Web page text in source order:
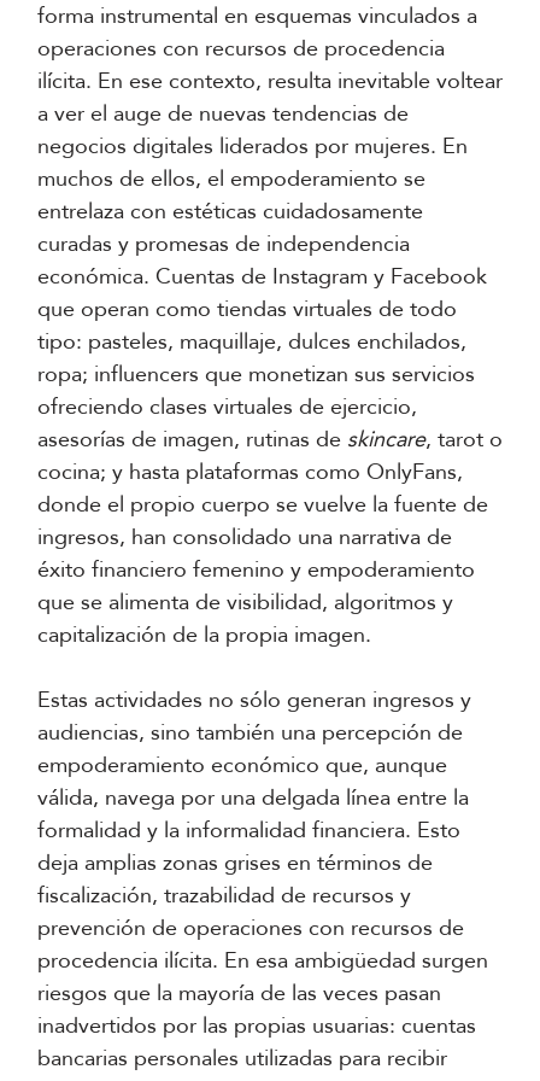
forma instrumental en esquemas vinculados a
operaciones con recursos de procedencia
ilícita. En ese contexto, resulta inevitable voltear
a ver el auge de nuevas tendencias de
negocios digitales liderados por mujeres. En
muchos de ellos, el empoderamiento se
entrelaza con estéticas cuidadosamente
curadas y promesas de independencia
económica. Cuentas de Instagram y Facebook
que operan como tiendas virtuales de todo
tipo: pasteles, maquillaje, dulces enchilados,
ropa; influencers que monetizan sus servicios
ofreciendo clases virtuales de ejercicio,
asesorías de imagen, rutinas de skincare, tarot o
cocina; y hasta plataformas como OnlyFans,
donde el propio cuerpo se vuelve la fuente de
ingresos, han consolidado una narrativa de
éxito financiero femenino y empoderamiento
que se alimenta de visibilidad, algoritmos y
capitalización de la propia imagen.
Estas actividades no sólo generan ingresos y
audiencias, sino también una percepción de
empoderamiento económico que, aunque
válida, navega por una delgada línea entre la
formalidad y la informalidad financiera. Esto
deja amplias zonas grises en términos de
fiscalización, trazabilidad de recursos y
prevención de operaciones con recursos de
procedencia ilícita. En esa ambigüedad surgen
riesgos que la mayoría de las veces pasan
inadvertidos por las propias usuarias: cuentas
bancarias personales utilizadas para recibir